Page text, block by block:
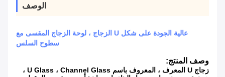
الوصف
عالية الجودة على شكل U الزجاج ، لوحة الزجاج المقسى مع
سطوح السلس
وصف المنتج:
زجاج U المعرف ، المعروف باسم U Glass ، Channel Glass ،